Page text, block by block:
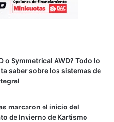
o Symmetrical AWD? Todo lo
saber sobre los sistemas de
marcaron el inicio del
de Invierno de Kartismo